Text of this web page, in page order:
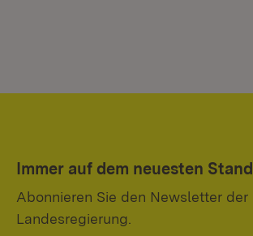
Immer auf dem neuesten Stand
Abonnieren Sie den Newsletter der
Landesregierung.